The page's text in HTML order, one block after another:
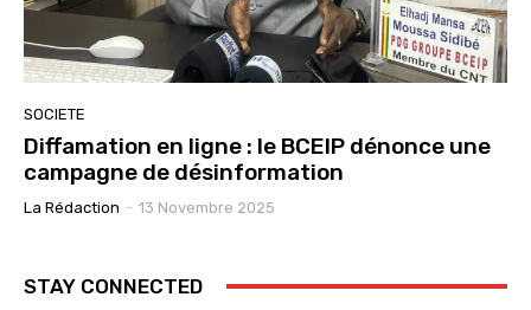
SOCIETE
Diffamation en ligne : le BCEIP dénonce une
campagne de désinformation
La Rédaction - 13 Novembre 2025
STAY CONNECTED